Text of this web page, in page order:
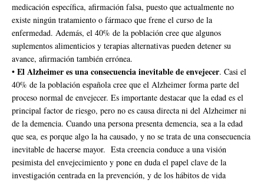
medicación específica, afirmación falsa, puesto que actualmente no
existe ningún tratamiento o fármaco que frene el curso de la
enfermedad. Además, el 40% de la población cree que algunos
suplementos alimenticios y terapias alternativas pueden detener su
avance, afirmación también errónea.
• El Alzheimer es una consecuencia inevitable de envejecer. Casi el
40% de la población española cree que el Alzheimer forma parte del
proceso normal de envejecer. Es importante destacar que la edad es el
principal factor de riesgo, pero no es causa directa ni del Alzheimer ni
de la demencia. Cuando una persona presenta demencia, sea a la edad
que sea, es porque algo la ha causado, y no se trata de una consecuencia
inevitable de hacerse mayor. Esta creencia conduce a una visión
pesimista del envejecimiento y pone en duda el papel clave de la
investigación centrada en la prevención, y de los hábitos de vida